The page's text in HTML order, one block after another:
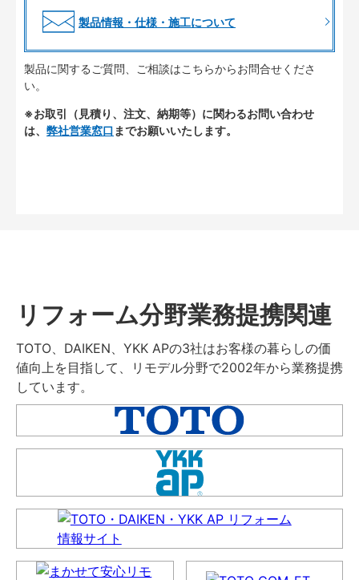
製品情報・仕様・施工について
製品に関するご質問、ご相談はこちらからお問合せくださ
い。
※お取引（見積り、注文、納期等）に関わるお問い合わせ
は、 弊社営業窓口 までお願いいたします。
リフォーム分野業務提携関連
TOTO、DAIKEN、YKK APの3社はお客様の暮らしの価
値向上を目指して、リモデル分野で2002年から業務提携
しています。